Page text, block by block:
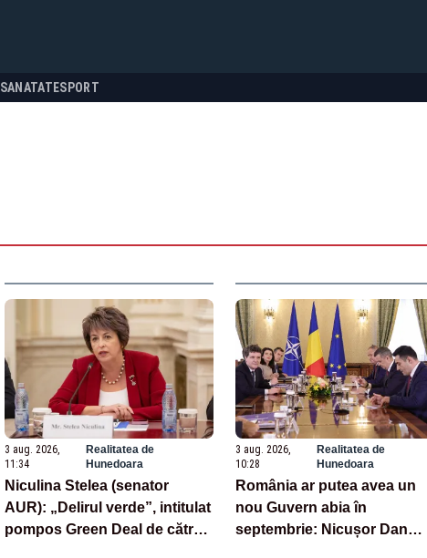
SANATATESPORT
3 aug. 2026,
11:34
Realitatea de
Hunedoara
Niculina Stelea (senator
AUR): „Delirul verde”, intitulat
pompos Green Deal de către
3 aug. 2026,
10:28
Realitatea de
Hunedoara
România ar putea avea un
nou Guvern abia în
septembrie: Nicușor Dan